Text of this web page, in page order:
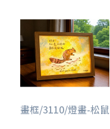
畫框/3110/燈畫-松鼠